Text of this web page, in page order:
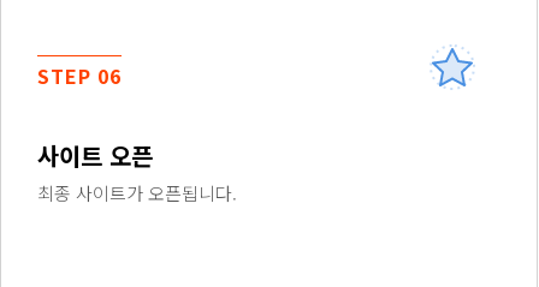
STEP 06
사이트 오픈
최종 사이트가 오픈됩니다.